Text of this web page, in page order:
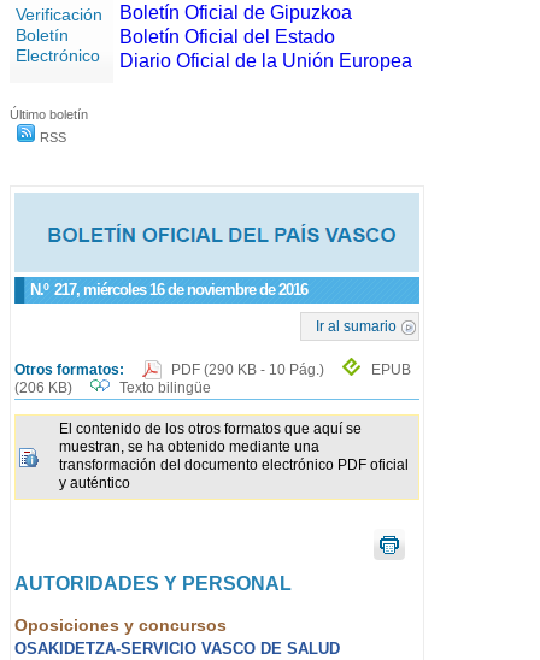
Verificación
Boletín
Electrónico
Último boletín
RSS
N.º 217, miércoles 16 de noviembre de 2016
Ir al sumario
Otros formatos: PDF (290 KB - 10 Pág.)
EPUB
(206 KB)
Texto bilingüe
El contenido de los otros formatos que aquí se
muestran, se ha obtenido mediante una
transformación del documento electrónico PDF oficial
y auténtico
AUTORIDADES Y PERSONAL
Oposiciones y concursos
OSAKIDETZA-SERVICIO VASCO DE SALUD
Boletín Oficial de Gipuzkoa
Boletín Oficial del Estado
Diario Oficial de la Unión Europea